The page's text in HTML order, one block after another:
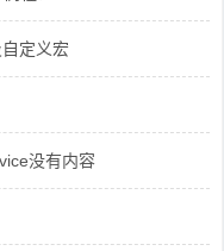
定义宏
没有内容